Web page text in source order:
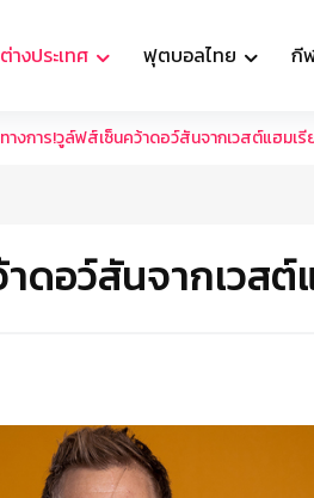
งประเทศ ฟุตบอลไทย กี
ทางการ!วูล์ฟส์เซ็นคว้าดอว์สันจากเวสต์แฮมเ
ดอว์สันจากเวสต์